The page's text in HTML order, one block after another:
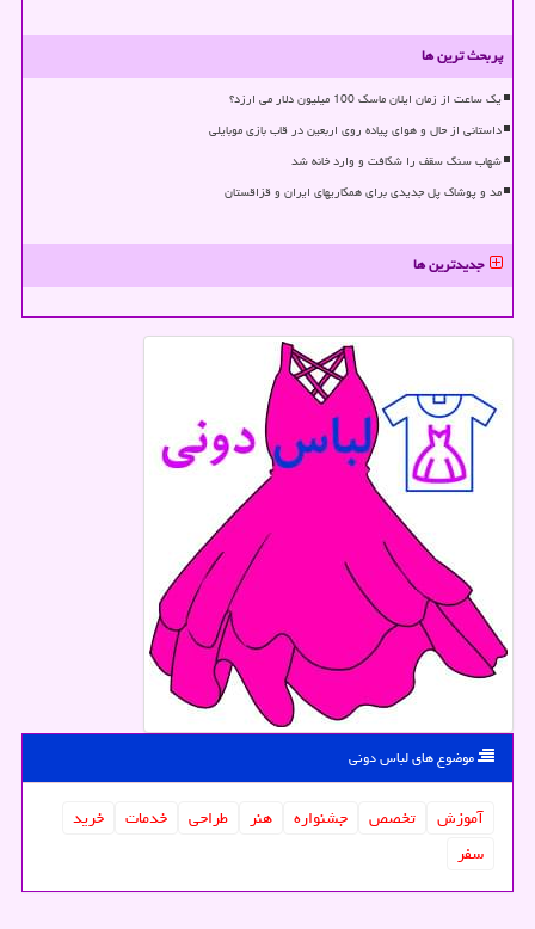
پربحث ترین ها
یک ساعت از زمان ایلان ماسک 100 میلیون دلار می ارزد؟
داستانی از حال و هوای پیاده روی اربعین در قاب بازی موبایلی
شهاب سنگ سقف را شکافت و وارد خانه شد
مد و پوشاک پل جدیدی برای همکاریهای ایران و قزاقستان
جدیدترین ها
موضوع های لباس دونی
آموزش تخصص جشنواره هنر طراحی خدمات
خرید
سفر